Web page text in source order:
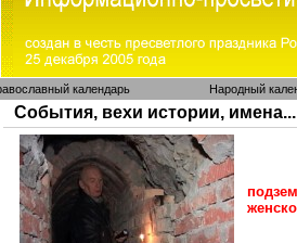
календарь Народный
События, вехи истории, имена...